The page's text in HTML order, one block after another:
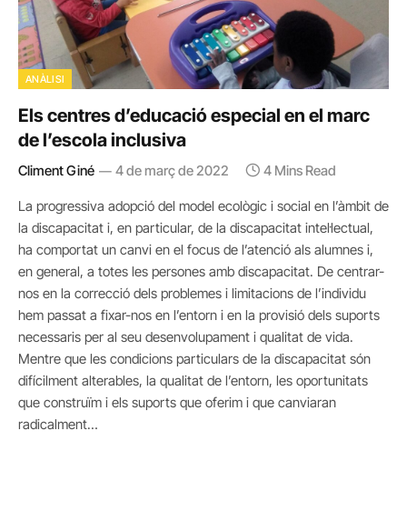
ANÀLISI
Els centres d’educació especial en el marc
de l’escola inclusiva
Climent Giné 4 de març de 2022 4 Mins Read
La progressiva adopció del model ecològic i social en l’àmbit de
la discapacitat i, en particular, de la discapacitat intel·lectual,
ha comportat un canvi en el focus de l’atenció als alumnes i,
en general, a totes les persones amb discapacitat. De centrar-
nos en la correcció dels problemes i limitacions de l’individu
hem passat a fixar-nos en l’entorn i en la provisió dels suports
necessaris per al seu desenvolupament i qualitat de vida.
Mentre que les condicions particulars de la discapacitat són
difícilment alterables, la qualitat de l’entorn, les oportunitats
que construïm i els suports que oferim i que canviaran
radicalment…